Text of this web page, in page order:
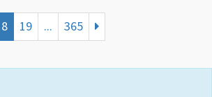
19 ... 365